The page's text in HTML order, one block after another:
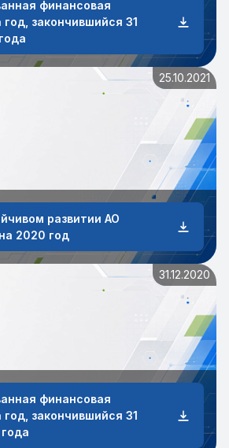
финансовая
год, закончившийся 31
25.10.2021
развитии АО
2020 год
31.12.2020
финансовая
год, закончившийся 31